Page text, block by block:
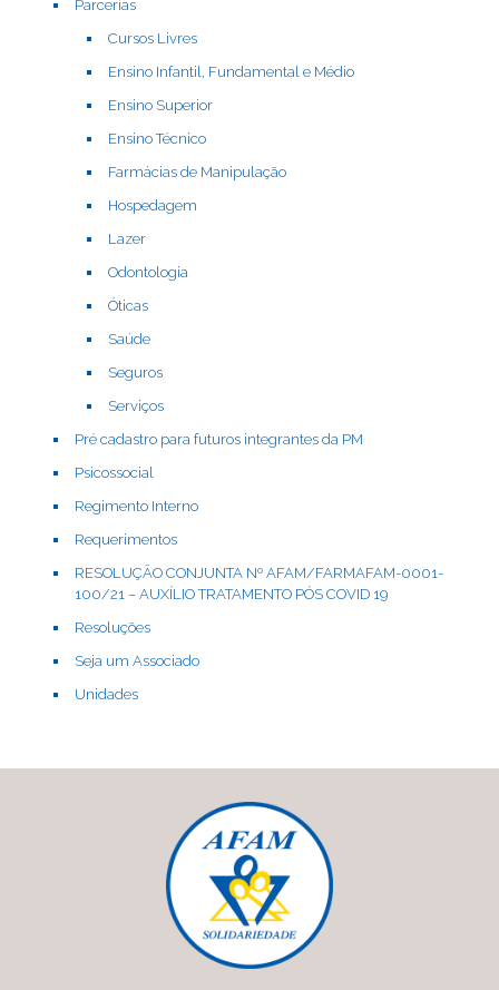
Parcerias
Cursos Livres
Ensino Infantil, Fundamental e Médio
Ensino Superior
Ensino Técnico
Farmácias de Manipulação
Hospedagem
Lazer
Odontologia
Óticas
Saúde
Seguros
Serviços
Pré cadastro para futuros integrantes da PM
Psicossocial
Regimento Interno
Requerimentos
RESOLUÇÃO CONJUNTA Nº AFAM/FARMAFAM-0001-
100/21 – AUXÍLIO TRATAMENTO PÓS COVID 19
Resoluções
Seja um Associado
Unidades